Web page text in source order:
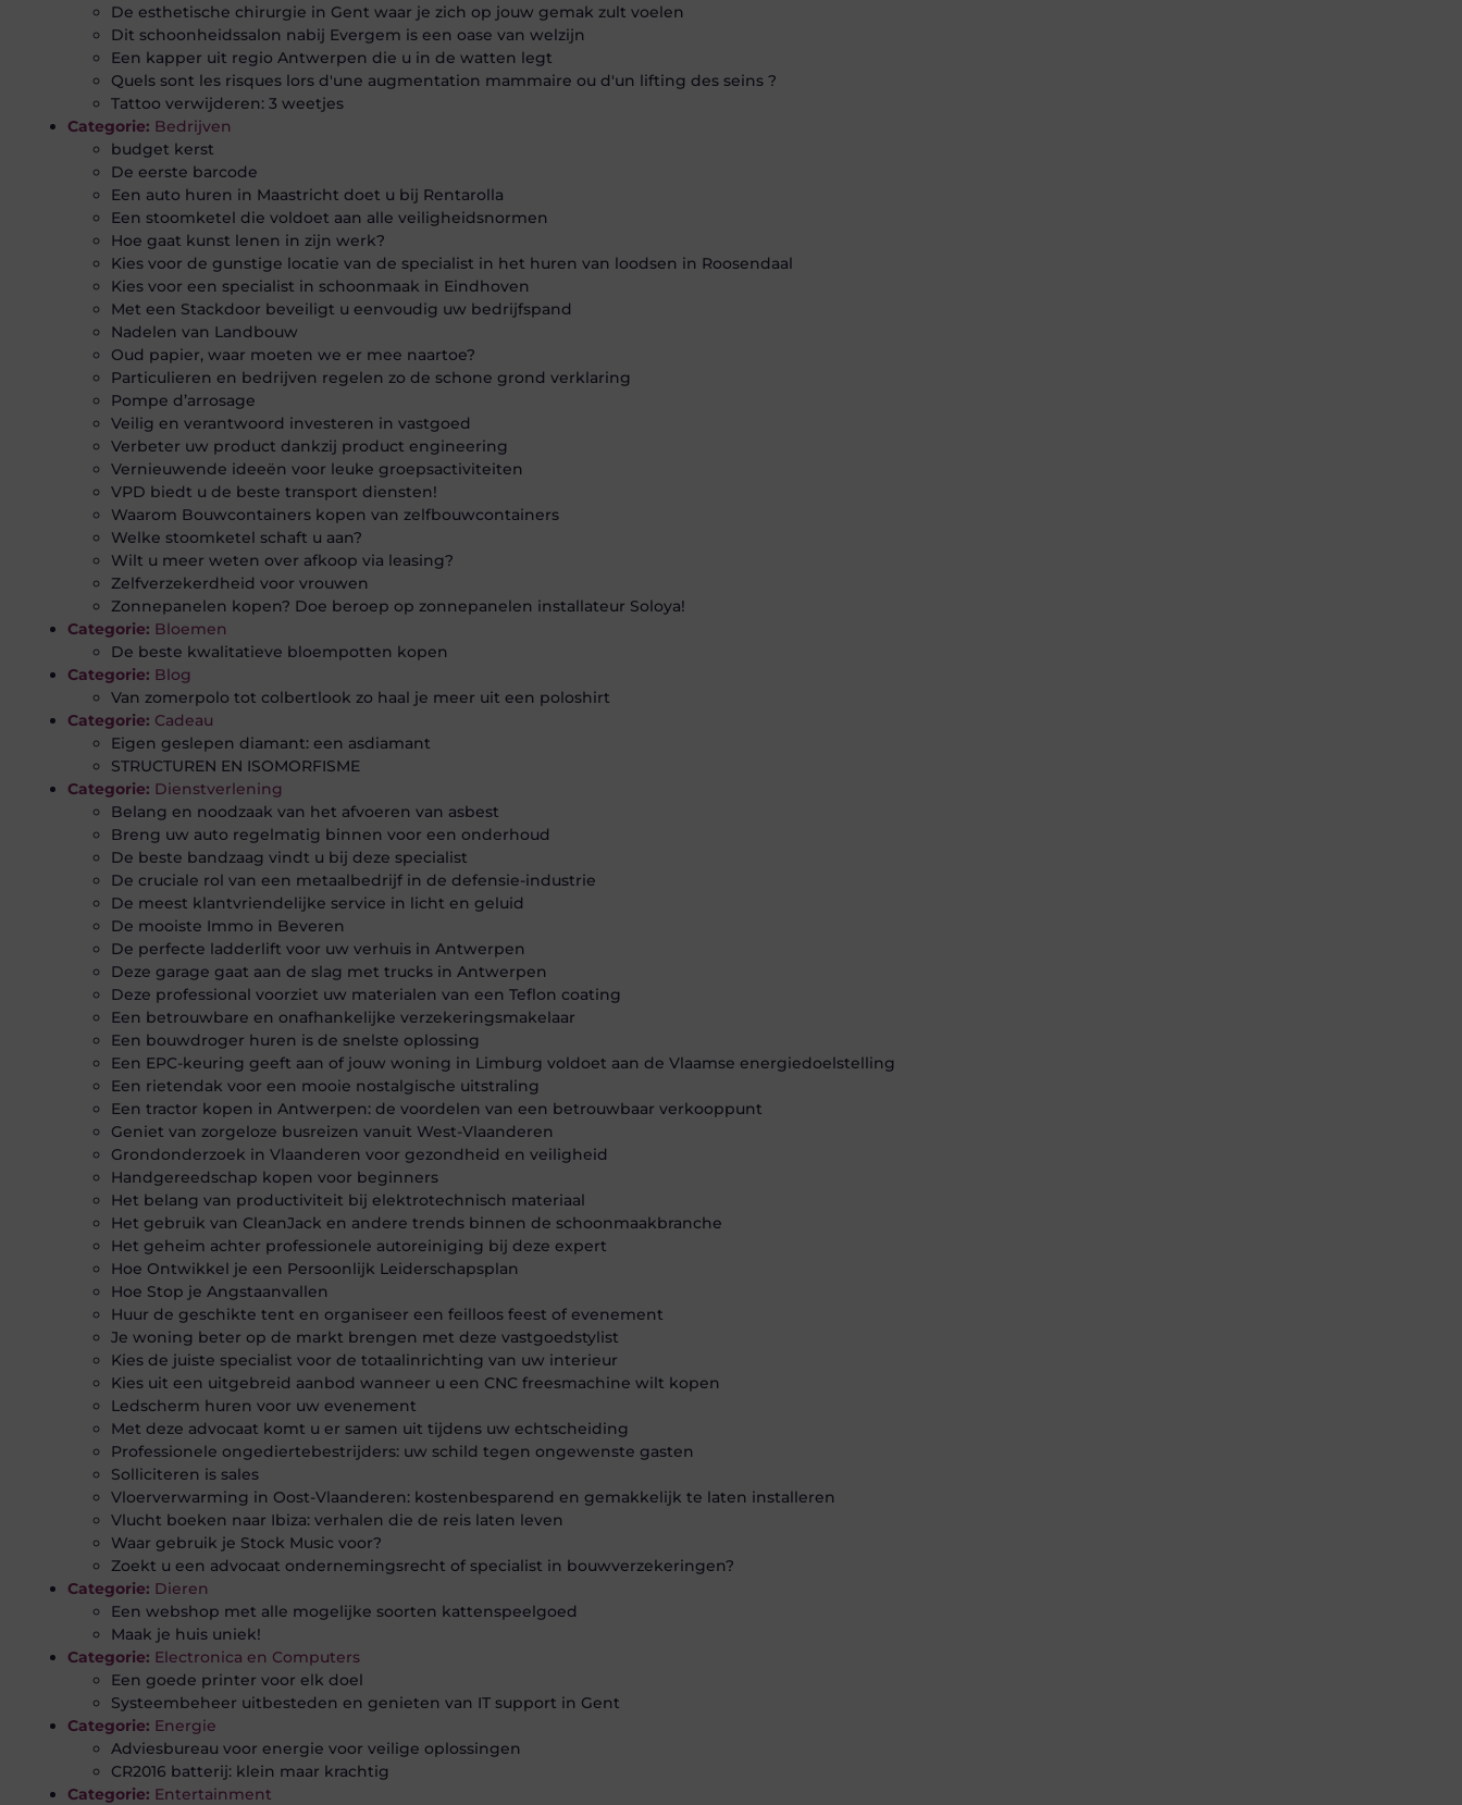
De esthetische chirurgie in Gent waar je zich op jouw gemak zult voelen
Dit schoonheidssalon nabij Evergem is een oase van welzijn
Een kapper uit regio Antwerpen die u in de watten legt
Quels sont les risques lors d'une augmentation mammaire ou d'un lifting des seins ?
Tattoo verwijderen: 3 weetjes
Categorie: Bedrijven
budget kerst
De eerste barcode
Een auto huren in Maastricht doet u bij Rentarolla
Een stoomketel die voldoet aan alle veiligheidsnormen
Hoe gaat kunst lenen in zijn werk?
Kies voor de gunstige locatie van de specialist in het huren van loodsen in Roosendaal
Kies voor een specialist in schoonmaak in Eindhoven
Met een Stackdoor beveiligt u eenvoudig uw bedrijfspand
Nadelen van Landbouw
Oud papier, waar moeten we er mee naartoe?
Particulieren en bedrijven regelen zo de schone grond verklaring
Pompe d’arrosage
Veilig en verantwoord investeren in vastgoed
Verbeter uw product dankzij product engineering
Vernieuwende ideeën voor leuke groepsactiviteiten
VPD biedt u de beste transport diensten!
Waarom Bouwcontainers kopen van zelfbouwcontainers
Welke stoomketel schaft u aan?
Wilt u meer weten over afkoop via leasing?
Zelfverzekerdheid voor vrouwen
Zonnepanelen kopen? Doe beroep op zonnepanelen installateur Soloya!
Categorie: Bloemen
De beste kwalitatieve bloempotten kopen
Categorie: Blog
Van zomerpolo tot colbertlook zo haal je meer uit een poloshirt
Categorie: Cadeau
Eigen geslepen diamant: een asdiamant
STRUCTUREN EN ISOMORFISME
Categorie: Dienstverlening
Belang en noodzaak van het afvoeren van asbest
Breng uw auto regelmatig binnen voor een onderhoud
De beste bandzaag vindt u bij deze specialist
De cruciale rol van een metaalbedrijf in de defensie-industrie
De meest klantvriendelijke service in licht en geluid
De mooiste Immo in Beveren
De perfecte ladderlift voor uw verhuis in Antwerpen
Deze garage gaat aan de slag met trucks in Antwerpen
Deze professional voorziet uw materialen van een Teflon coating
Een betrouwbare en onafhankelijke verzekeringsmakelaar
Een bouwdroger huren is de snelste oplossing
Een EPC-keuring geeft aan of jouw woning in Limburg voldoet aan de Vlaamse energiedoelstelling
Een rietendak voor een mooie nostalgische uitstraling
Een tractor kopen in Antwerpen: de voordelen van een betrouwbaar verkooppunt
Geniet van zorgeloze busreizen vanuit West-Vlaanderen
Grondonderzoek in Vlaanderen voor gezondheid en veiligheid
Handgereedschap kopen voor beginners
Het belang van productiviteit bij elektrotechnisch materiaal
Het gebruik van CleanJack en andere trends binnen de schoonmaakbranche
Het geheim achter professionele autoreiniging bij deze expert
Hoe Ontwikkel je een Persoonlijk Leiderschapsplan
Hoe Stop je Angstaanvallen
Huur de geschikte tent en organiseer een feilloos feest of evenement
Je woning beter op de markt brengen met deze vastgoedstylist
Kies de juiste specialist voor de totaalinrichting van uw interieur
Kies uit een uitgebreid aanbod wanneer u een CNC freesmachine wilt kopen
Ledscherm huren voor uw evenement
Met deze advocaat komt u er samen uit tijdens uw echtscheiding
Professionele ongediertebestrijders: uw schild tegen ongewenste gasten
Solliciteren is sales
Vloerverwarming in Oost-Vlaanderen: kostenbesparend en gemakkelijk te laten installeren
Vlucht boeken naar Ibiza: verhalen die de reis laten leven
Waar gebruik je Stock Music voor?
Zoekt u een advocaat ondernemingsrecht of specialist in bouwverzekeringen?
Categorie: Dieren
Een webshop met alle mogelijke soorten kattenspeelgoed
Maak je huis uniek!
Categorie: Electronica en Computers
Een goede printer voor elk doel
Systeembeheer uitbesteden en genieten van IT support in Gent
Categorie: Energie
Adviesbureau voor energie voor veilige oplossingen
CR2016 batterij: klein maar krachtig
Categorie: Entertainment